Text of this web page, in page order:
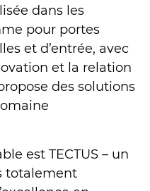
dans les
pour portes
et d’entrée, avec
et la relation
des solutions
est TECTUS – un
totalement